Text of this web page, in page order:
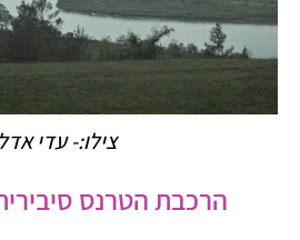
צילו:- עדי
הרכבת הטרנס